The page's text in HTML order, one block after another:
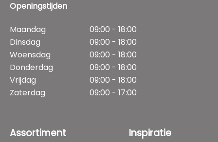
Openingstijden
Maandag
09:00 - 18:00
Dinsdag
09:00 - 18:00
Woensdag
09:00 - 18:00
Donderdag
09:00 - 18:00
Vrijdag
09:00 - 18:00
Zaterdag
09:00 - 17:00
Assortiment Inspiratie